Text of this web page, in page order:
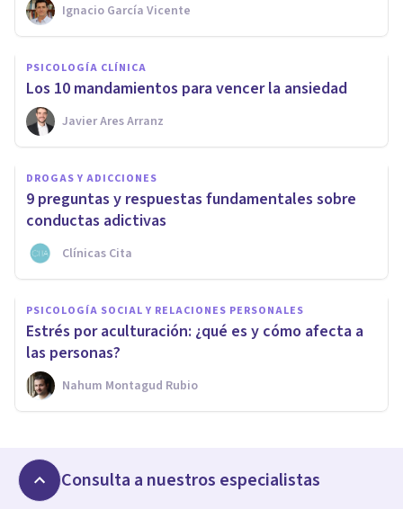
Ignacio García Vicente
PSICOLOGÍA CLÍNICA
Los 10 mandamientos para vencer la ansiedad
Javier Ares Arranz
DROGAS Y ADICCIONES
9 preguntas y respuestas fundamentales sobre
conductas adictivas
Clínicas Cita
PSICOLOGÍA SOCIAL Y RELACIONES PERSONALES
Estrés por aculturación: ¿qué es y cómo afecta a
las personas?
Nahum Montagud Rubio
Consulta a nuestros especialistas